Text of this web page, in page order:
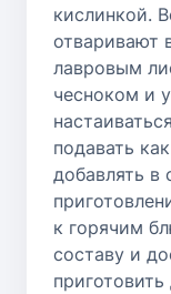
кислинкой.
отваривают
лавровым
чесноком и
подавать
добавлять в
к горячим
составу и